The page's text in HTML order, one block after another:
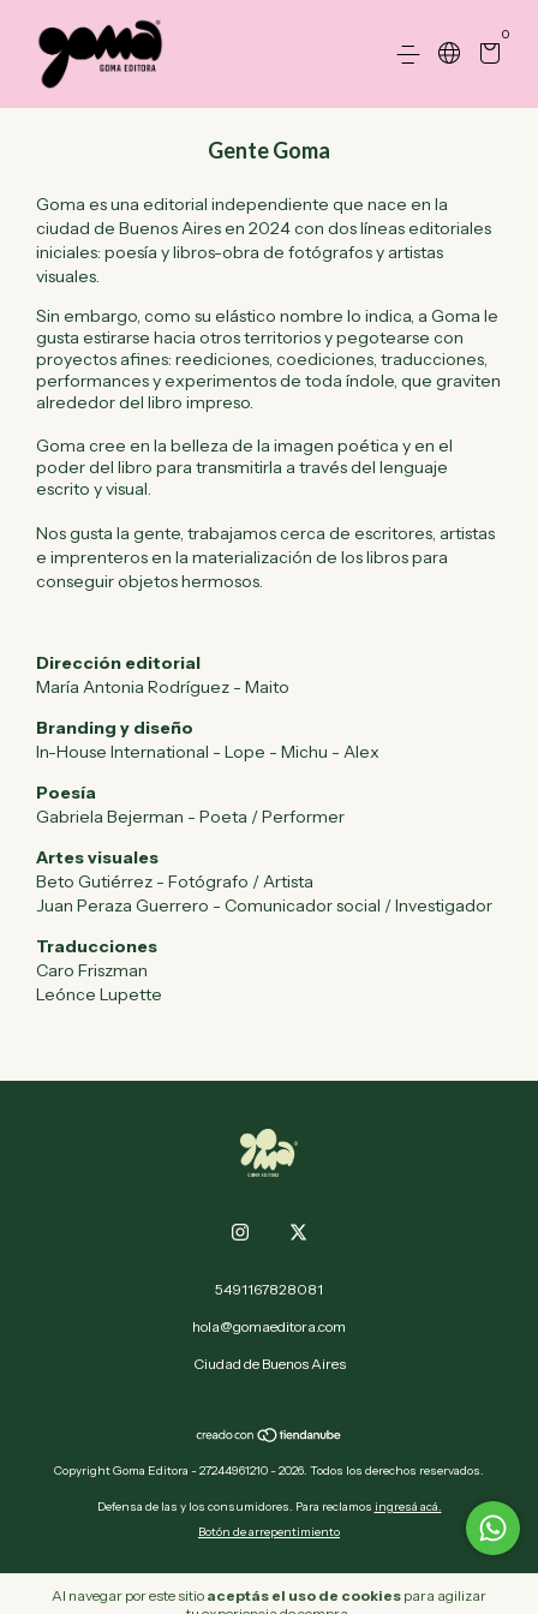
0
Al navegar por este sitio aceptás el uso de cookies para agilizar
Gente Goma
Goma es una editorial independiente que nace en la
ciudad de Buenos Aires en 2024 con dos líneas editoriales
iniciales: poesía y libros-obra de fotógrafos y artistas
visuales.
Sin embargo, como su elástico nombre lo indica, a Goma le
gusta estirarse hacia otros territorios y pegotearse con
proyectos afines: reediciones, coediciones, traducciones,
performances y experimentos de toda índole, que graviten
alrededor del libro impreso.
Goma cree en la belleza de la imagen poética y en el
poder del libro para transmitirla a través del lenguaje
escrito y visual.
Nos gusta la gente, trabajamos cerca de escritores, artistas
e imprenteros en la materialización de los libros para
conseguir objetos hermosos.
Dirección editorial
María Antonia Rodríguez - Maito
Branding y diseño
In-House International - Lope - Michu - Alex
Poesía
Gabriela Bejerman - Poeta / Performer
Artes visuales
Beto Gutiérrez - Fotógrafo / Artista
Juan Peraza Guerrero - Comunicador social / Investigador
Traducciones
Caro Friszman
Leónce Lupette
5491167828081
hola@gomaeditora.com
Ciudad de Buenos Aires
Copyright Goma Editora - 27244961210 - 2026. Todos los derechos reservados.
Defensa de las y los consumidores. Para reclamos ingresá acá.
Botón de arrepentimiento